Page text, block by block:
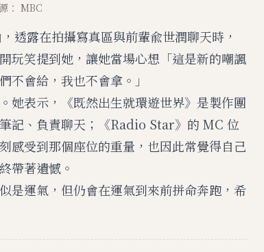
： MBC
透露在拍攝寫真區與前輩兪世潤聊天時，
玩笑提到她，讓她當場心想「這是新的嘲諷
不會給，我也不會拿。」
她表示，《既然出生就環遊世界》是製作團
記、負責聊天；《Radio Star》的 MC 位
感受到那個座位的重量，也因此常覺得自己
帶著遺憾。
是運氣，但仍會在運氣到來前拼命奔跑，希